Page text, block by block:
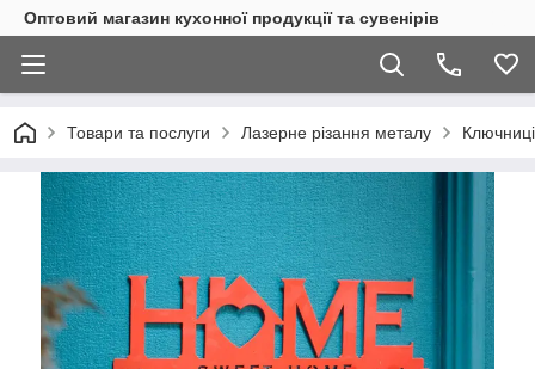
Оптовий магазин кухонної продукції та сувенірів
Товари та послуги Лазерне різання металу